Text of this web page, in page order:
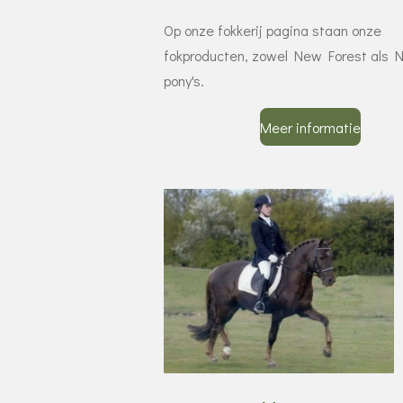
Op onze fokkerij pagina staan onze
fokproducten, zowel New Forest als
pony's.
Meer informatie